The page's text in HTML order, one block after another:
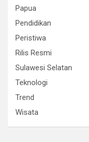
Papua
Pendidikan
Peristiwa
Rilis Resmi
Sulawesi Selatan
Teknologi
Trend
Wisata